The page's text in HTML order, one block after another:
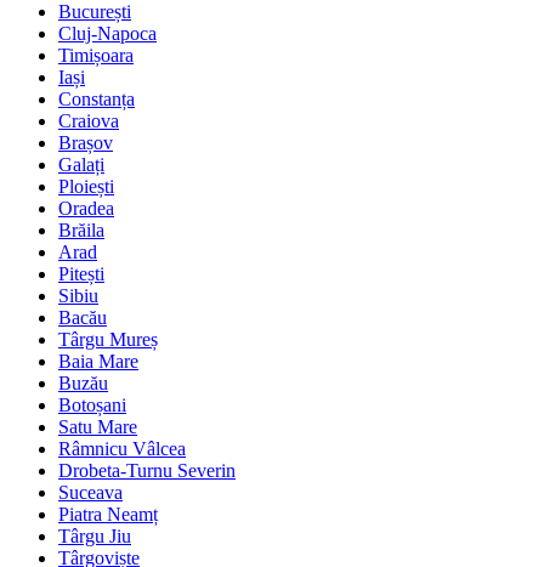
București
Cluj-Napoca
Timișoara
Iași
Constanța
Craiova
Brașov
Galați
Ploiești
Oradea
Brăila
Arad
Pitești
Sibiu
Bacău
Târgu Mureș
Baia Mare
Buzău
Botoșani
Satu Mare
Râmnicu Vâlcea
Drobeta-Turnu Severin
Suceava
Piatra Neamț
Târgu Jiu
Târgoviște